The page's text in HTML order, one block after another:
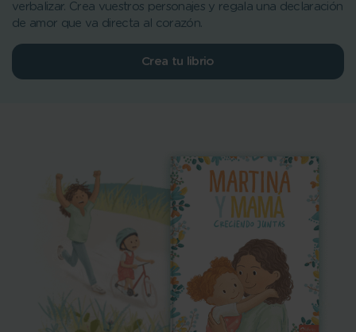
verbalizar. Crea vuestros personajes y regala una declaración
de amor que va directa al corazón.
Crea tu librio